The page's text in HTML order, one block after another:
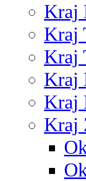
Kraj
Kraj
Kraj
Kraj
Kraj
Kraj